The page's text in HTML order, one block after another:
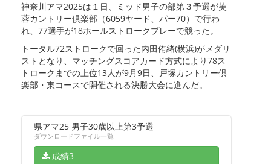
神奈川アマ2025は１日、ミッド男子の部第３予選が芙
蓉カントリー倶楽部（6059ヤード、パー70）で行わ
れ、77選手が18ホールストロークプレーで競った。
トータル72ストロークで回った内田侑緒(横浜)がメダリ
ストとなり、マッチングスコアカード方式により78ス
トロークまでの上位13人が9月9日、戸塚カントリー倶
楽部・東コースで開催される決勝大会に進んだ。
県アマ25 男子30歳以上第3予選
ダウンロードファイル一覧
成績3